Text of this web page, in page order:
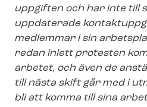
uppgiften och har inte till
uppdaterade
medlemmar i sin
redan inlett protesten
arbetet, och även de
till nästa skift går med i
bli att komma till sina